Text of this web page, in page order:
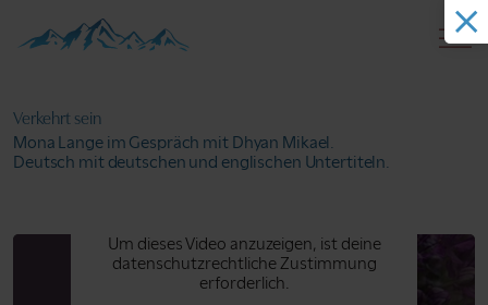
Verkehrt sein
Mona Lange im Gespräch mit Dhyan Mikael.
Deutsch mit deutschen und englischen Untertiteln.
Um dieses Video anzuzeigen, ist deine
datenschutzrechtliche Zustimmung
erforderlich.